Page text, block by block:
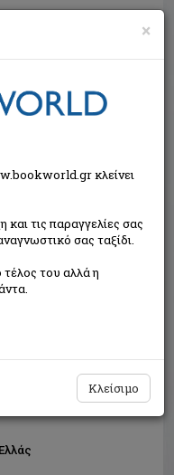
από τον
×
κλείνει
και τις παραγγελίες σας
σας ταξίδι.
του αλλά η
Κλείσιμο